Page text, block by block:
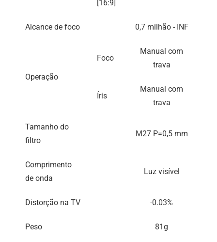
[16:9]
Alcance de foco 0,7 milhão - INF
Operação
Foco
Manual com
trava
Íris
Manual com
trava
Tamanho do
filtro
M27 P=0,5 mm
Comprimento
de onda
Luz visível
Distorção na TV -0.03%
Peso 81g